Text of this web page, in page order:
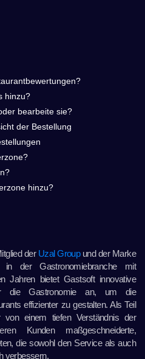
hinzu?
bearbeite sie?
der Bestellung
hinzu?
der Uzal Groupund der Marke
der Gastronomiebranche mit
Jahren bietet Gastsoft innovative
die Gastronomie an, um die
effizienter zu gestalten. Als Teil
einem tiefen Verständnis der
Kunden maßgeschneiderte,
die sowohl den Service als auch
verbessern.